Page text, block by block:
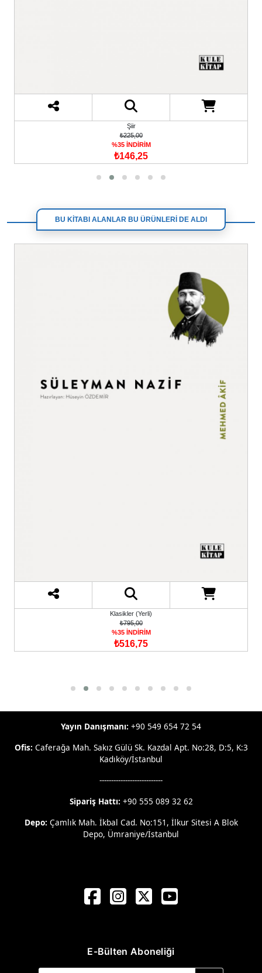
Şiir
₺225,00
%35 İNDİRİM
₺146,25
BU KİTABI ALANLAR BU ÜRÜNLERİ DE ALDI
Klasikler (Yerli)
₺795,00
%35 İNDİRİM
₺516,75
Yayın Danışmanı: +90 549 654 72 54
Ofis: Caferağa Mah. Sakız Gülü Sk. Kazdal Apt. No:28, D:5, K:3
Kadıköy/İstanbul
---------------------------
Sipariş Hattı: +90 555 089 32 62
Depo: Çamlık Mah. İkbal Cad. No:151, İlkur Sitesi A Blok
Depo, Ümraniye/İstanbul
E-Bülten Aboneliği